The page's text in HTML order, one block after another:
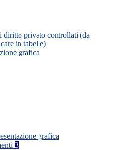
diritto privato controllati (da
in tabelle)
grafica
grafica
3